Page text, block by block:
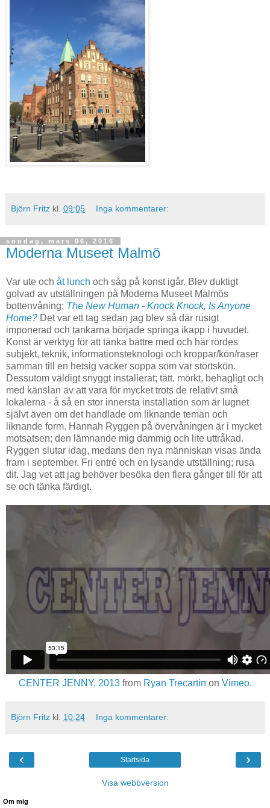
Björn Fritz kl. 09:05 Inga kommentarer:
söndag, mars 06, 2016
Moderna Museet Malmö
Var ute och åt lunch och såg på konst igår. Blev duktigt
golvad av utställningen på Moderna Museet Malmös
bottenvåning; The New Human - Knock Knock, Is Anyone
Home? Det var ett tag sedan jag blev så där rusigt
imponerad och tankarna började springa ikapp i huvudet.
Konst är verktyg för att tänka bättre med och här rördes
subjekt, teknik, informationsteknologi och kroppar/kön/raser
samman till en hetsig vacker soppa som var störtskön.
Dessutom väldigt snyggt installerat; tätt, mörkt, behagligt och
med känslan av att vara för mycket trots de relativt små
lokalerna - å så en stor innersta installation som är lugnet
självt även om det handlade om liknande teman och
liknande form. Hannah Ryggen på övervåningen är i mycket
motsatsen; den lämnande mig dammig och lite uttråkad.
Ryggen slutar idag, medans den nya människan visas ända
fram i september. Fri entré och en lysande utställning; rusa
dit. Jag vet att jag behöver besöka den flera gånger till för att
se och tänka färdigt.
CENTER JENNY, 2013from Ryan Trecartin on Vimeo.
Björn Fritz kl. 10:24 Inga kommentarer:
‹ ›
Startsida
Visa webbversion
Om mig